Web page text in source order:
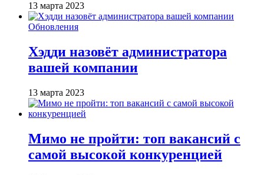
13 марта 2023
Обновления
Хэдди назовёт администратора
вашей компании
13 марта 2023
Мимо не пройти: топ вакансий с
самой высокой конкуренцией